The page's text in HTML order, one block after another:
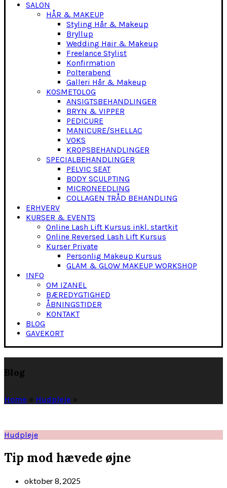
SALON
HÅR & MAKEUP
Styling Hår & Makeup
Bryllup
Wedding Hair & Makeup
Freelance Stylist
Konfirmation
Polterabend
Galleri Hår & Makeup
KOSMETOLOG
ANSIGTSBEHANDLINGER
BRYN & VIPPER
PEDICURE
MANICURE/SHELLAC
VOKS
KROPSBEHANDLINGER
SPECIALBEHANDLINGER
PELVIC SEAT
BODY SCULPTING
MICRONEEDLING
COLLAGEN TRÅD BEHANDLING
ERHVERV
KURSER & EVENTS
Online Lash Lift Kursus inkl. startkit
Online Reversed Lash Lift Kursus
Kurser Private
Personlig Makeup Kursus
GLAM & GLOW MAKEUP WORKSHOP
INFO
OM IZANEL
BÆREDYGTIGHED
ÅBNINGSTIDER
KONTAKT
BLOG
GAVEKORT
Blog
Home » Hudpleje »
Hudpleje
Tip mod hævede øjne
oktober 8, 2025